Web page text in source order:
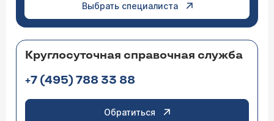
Выбрать специалиста
Круглосуточная справочная служба
+7 (495) 788 33 88
Обратиться